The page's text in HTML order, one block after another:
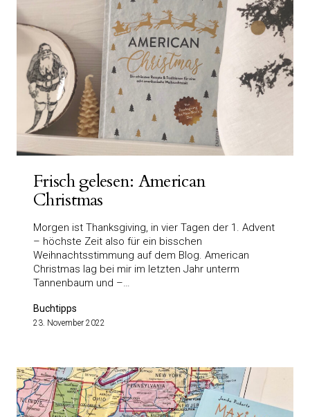
Frisch gelesen: American
Christmas
Morgen ist Thanksgiving, in vier Tagen der 1. Advent
– höchste Zeit also für ein bisschen
Weihnachtsstimmung auf dem Blog. American
Christmas lag bei mir im letzten Jahr unterm
Tannenbaum und –…
Buchtipps
23. November 2022